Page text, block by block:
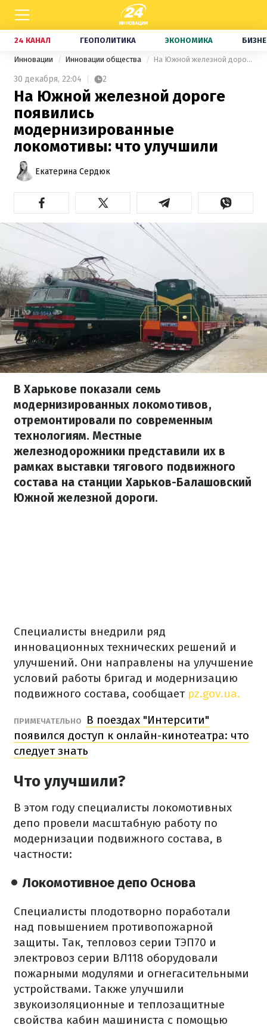
24 КАНАЛ ГЕОПОЛИТИКА ЭКОНОМИКА
Инновации Инновации общества На Южной железной дороге появились модернизированные локомотивы: что улучшили
30 декабря, 22:04 2
На Южной железной дороге
появились
модернизированные
локомотивы: что улучшили
Екатерина Сердюк
В Харькове показали семь
модернизированных локомотивов,
отремонтировали по современным
технологиям. Местные
железнодорожники представили их в
рамках выставки тягового подвижного
состава на станции Харьков-Балашовский
Южной железной дороги.
Специалисты внедрили ряд
инновационных технических решений и
улучшений. Они направлены на улучшение
условий работы бригад и модернизацию
подвижного состава, сообщает pz.gov.ua.
ПРИМЕЧАТЕЛЬНО
В поездах "Интерсити"
появился доступ к онлайн-кинотеатра: что
следует знать
Что улучшили?
В этом году специалисты локомотивных
депо провели масштабную работу по
модернизации подвижного состава, в
частности:
Локомотивное депо Основа
Специалисты плодотворно поработали
над повышением противопожарной
защиты. Так, тепловоз серии ТЭП70 и
электровоз серии ВЛ118 оборудовали
пожарными модулями и огнегасительными
устройствами. Также улучшили
звукоизоляционные и теплозащитные
свойства кабин машиниста с помощью